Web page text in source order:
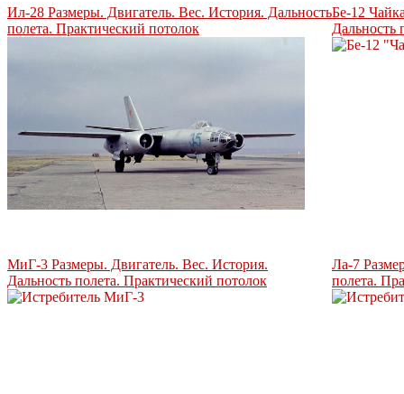
Ил-28 Размеры. Двигатель. Вес. История. Дальность
полета. Практический потолок
Бе-12
Дальность
МиГ-3 Размеры. Двигатель. Вес. История.
Дальность полета. Практический потолок
Ла-7
полета.